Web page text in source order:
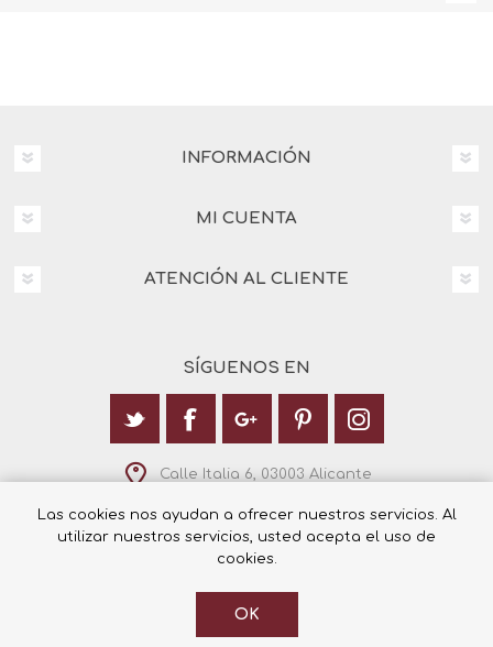
INFORMACIÓN
MI CUENTA
ATENCIÓN AL CLIENTE
SÍGUENOS EN
Calle Italia 6, 03003 Alicante
+34 965 12 23 55
© 2026 Librería Cilsa.
Powered bynopCommerce
Las cookies nos ayudan a ofrecer nuestros servicios. Al
utilizar nuestros servicios, usted acepta el uso de
cookies.
OK